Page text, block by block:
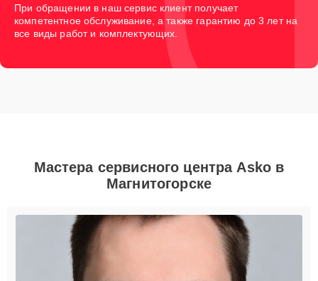
При обращении в наш сервис клиент получает
компетентное обслуживание, а также гарантию до 3 лет на
все виды работ и комплектующих.
Мастера сервисного центра Asko в
Магнитогорске